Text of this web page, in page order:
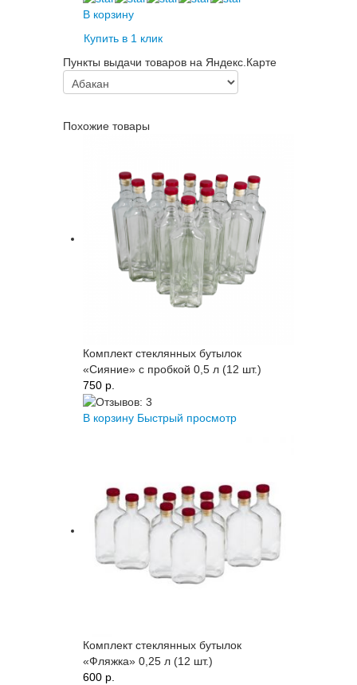
В корзину
Купить в 1 клик
Пункты выдачи товаров на Яндекс.Карте
Похожие товары
Комплект стеклянных бутылок
«Сияние» с пробкой 0,5 л (12 шт.)
750 p.
В корзину Быстрый просмотр
Комплект стеклянных бутылок
«Фляжка» 0,25 л (12 шт.)
600 p.